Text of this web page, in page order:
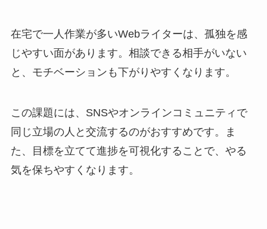
在宅で一人作業が多いWebライターは、孤独を感
じやすい面があります。相談できる相手がいない
と、モチベーションも下がりやすくなります。
この課題には、SNSやオンラインコミュニティで
同じ立場の人と交流するのがおすすめです。ま
た、目標を立てて進捗を可視化することで、やる
気を保ちやすくなります。